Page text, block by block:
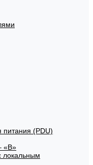
питания (PDU)
«В»
локальным